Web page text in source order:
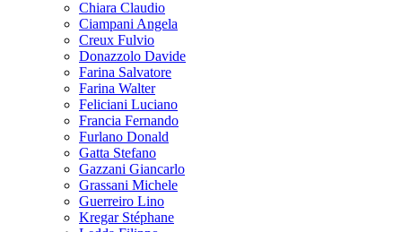
Chiara Claudio
Ciampani Angela
Creux Fulvio
Donazzolo Davide
Farina Salvatore
Farina Walter
Feliciani Luciano
Francia Fernando
Furlano Donald
Gatta Stefano
Gazzani Giancarlo
Grassani Michele
Guerreiro Lino
Kregar Stéphane